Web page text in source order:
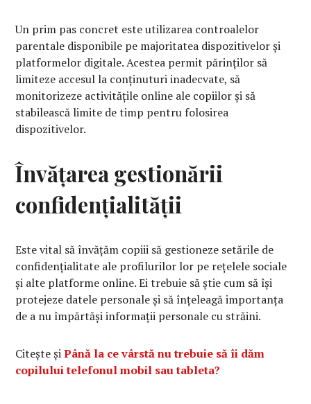
Un prim pas concret este utilizarea controalelor
parentale disponibile pe majoritatea dispozitivelor și
platformelor digitale. Acestea permit părinților să
limiteze accesul la conținuturi inadecvate, să
monitorizeze activitățile online ale copiilor și să
stabilească limite de timp pentru folosirea
dispozitivelor.
Învățarea gestionării
confidențialității
Este vital să învățăm copiii să gestioneze setările de
confidențialitate ale profilurilor lor pe rețelele sociale
și alte platforme online. Ei trebuie să știe cum să își
protejeze datele personale și să înțeleagă importanța
de a nu împărtăși informații personale cu străini.
Citește șiPână la ce vârstă nu trebuie să îi dăm
copilului telefonul mobil sau tableta?